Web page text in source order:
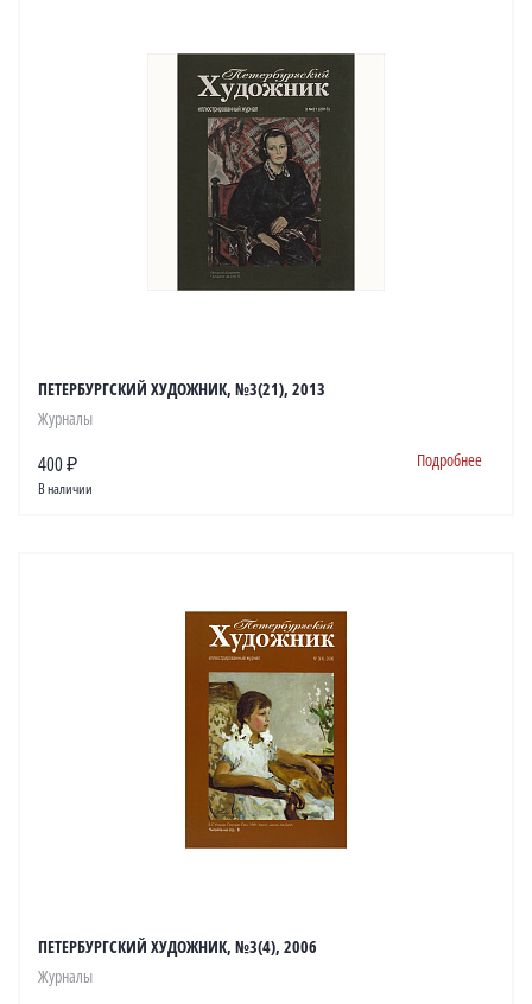
ПЕТЕРБУРГСКИЙ ХУДОЖНИК, №3(21), 2013
Журналы
400 ₽ Подробнее
В наличии
ПЕТЕРБУРГСКИЙ ХУДОЖНИК, №3(4), 2006
Журналы